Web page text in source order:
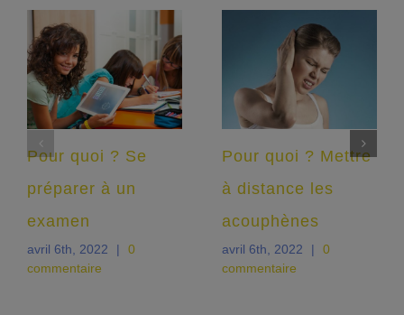
Pour quoi ? Se
préparer à un
examen
avril 6th, 2022 |
0
commentaire
Pour quoi ? Mettre
à distance les
acouphènes
avril 6th, 2022 |
0
commentaire